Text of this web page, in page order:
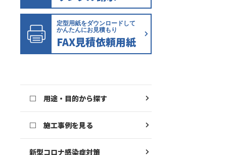
定型用紙をダウンロードして
かんたんにお見積もり
FAX見積依頼用紙
□ 用途・目的から探す
□ 施工事例を見る
新型コロナ感染症対策